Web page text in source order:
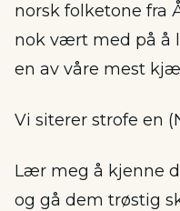
norsk folketone fra
nok vært med på å
en av våre mest
Vi siterer strofe en
Lær meg å kjenne
og gå dem trøstig